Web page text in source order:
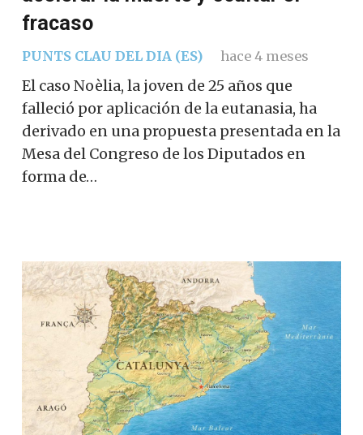
fracaso
PUNTS CLAU DEL DIA (ES) hace 4 meses
El caso Noèlia, la joven de 25 años que
falleció por aplicación de la eutanasia, ha
derivado en una propuesta presentada en la
Mesa del Congreso de los Diputados en
forma de…